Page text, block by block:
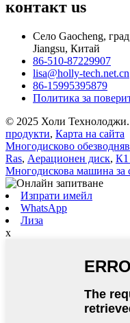
контакт us
Село Gaocheng,
Jiangsu, Китай
86-510-87229907
lisa@holly-tech.net.cn
86-15995395879
Политика за
© 2025 Холи Технолоджи.
продукти, Карта на сайта
Многодисково
Ras, Аерационен диск, К1
Многодискова машина за
Изпрати имейл
WhatsApp
Лиза
x